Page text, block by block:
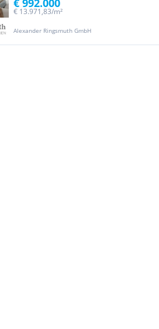
Alexander Ringsmuth GmbH
€ 13.971,83/m²